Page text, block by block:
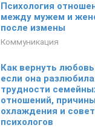
Психология
между мужем и
после измены
Коммуникация
Как вернуть
если она
трудности
отношений, причины
охлаждения и
психологов